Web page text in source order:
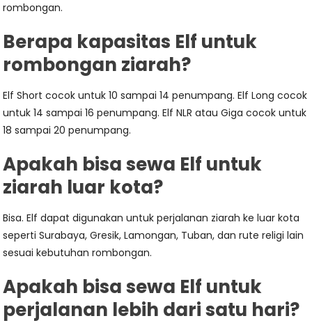
rombongan.
Berapa kapasitas Elf untuk
rombongan ziarah?
Elf Short cocok untuk 10 sampai 14 penumpang. Elf Long cocok
untuk 14 sampai 16 penumpang. Elf NLR atau Giga cocok untuk
18 sampai 20 penumpang.
Apakah bisa sewa Elf untuk
ziarah luar kota?
Bisa. Elf dapat digunakan untuk perjalanan ziarah ke luar kota
seperti Surabaya, Gresik, Lamongan, Tuban, dan rute religi lain
sesuai kebutuhan rombongan.
Apakah bisa sewa Elf untuk
perjalanan lebih dari satu hari?